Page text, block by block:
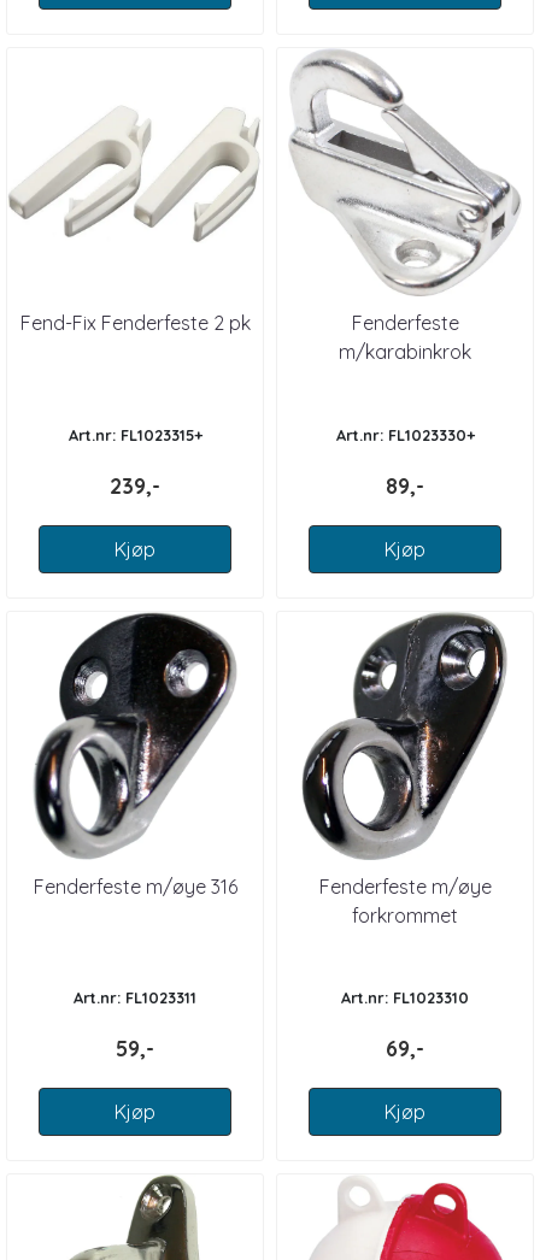
Fend-Fix Fenderfeste 2 pk
Art.nr: FL1023315+
239,-
Kjøp
Fenderfeste
m/karabinkrok
Art.nr: FL1023330+
89,-
Kjøp
Fenderfeste m/øye 316
Art.nr: FL1023311
59,-
Kjøp
Fenderfeste m/øye
forkrommet
Art.nr: FL1023310
69,-
Kjøp